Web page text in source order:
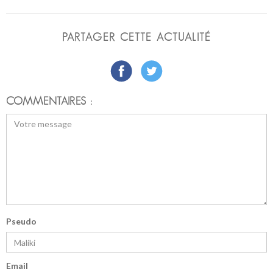
PARTAGER CETTE ACTUALITÉ
COMMENTAIRES :
Pseudo
Email